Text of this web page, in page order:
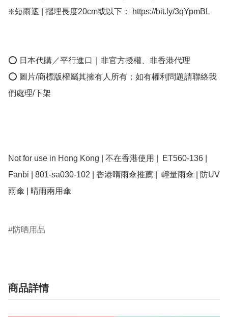
❇️短雨遮 | 摺埋長度20cm或以下： https://bit.ly/3qYpmBL
⭕ 日本代購／平行進口｜非官方授權、非香港代理
⭕ 圖片/商標版權屬其擁有人所有；如有權利問題請聯絡我
們處理/下架
Not for use in Hong Kong | 不在香港使用 |  ET560-136 |
Fanbi | 801-sa030-102 | 香港晴雨傘推薦 |  輕量雨傘 | 防UV
雨傘 | 晴雨兩用傘
防晒用品
商品詳情